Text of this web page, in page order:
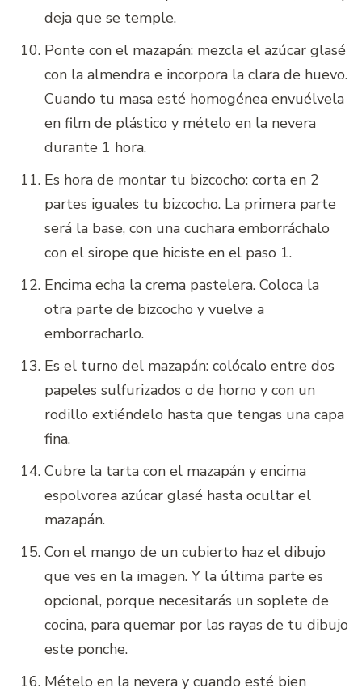
deja que se temple.
Ponte con el mazapán: mezcla el azúcar glasé
con la almendra e incorpora la clara de huevo.
Cuando tu masa esté homogénea envuélvela
en film de plástico y mételo en la nevera
durante 1 hora.
Es hora de montar tu bizcocho: corta en 2
partes iguales tu bizcocho. La primera parte
será la base, con una cuchara emborráchalo
con el sirope que hiciste en el paso 1.
Encima echa la crema pastelera. Coloca la
otra parte de bizcocho y vuelve a
emborracharlo.
Es el turno del mazapán: colócalo entre dos
papeles sulfurizados o de horno y con un
rodillo extiéndelo hasta que tengas una capa
fina.
Cubre la tarta con el mazapán y encima
espolvorea azúcar glasé hasta ocultar el
mazapán.
Con el mango de un cubierto haz el dibujo
que ves en la imagen. Y la última parte es
opcional, porque necesitarás un soplete de
cocina, para quemar por las rayas de tu dibujo
este ponche.
Mételo en la nevera y cuando esté bien